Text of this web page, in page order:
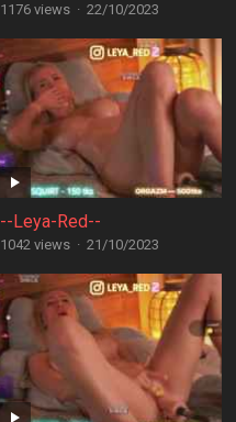
1176 views · 22/10/2023
--Leya-Red--
1042 views · 21/10/2023